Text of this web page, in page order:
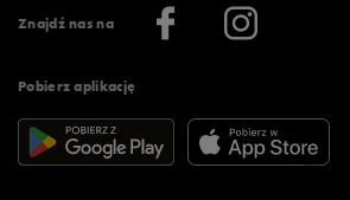
Znajdź nas na
Pobierz aplikację
Więcej regulaminów >